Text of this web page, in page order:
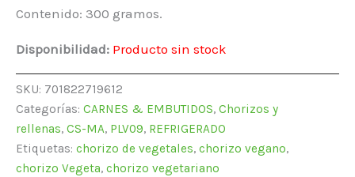
Contenido: 300 gramos.
Disponibilidad: Producto sin stock
SKU: 701822719612
Categorías: CARNES & EMBUTIDOS, Chorizos y
rellenas, CS-MA, PLV09, REFRIGERADO
Etiquetas: chorizo de vegetales, chorizo vegano,
chorizo Vegeta, chorizo vegetariano